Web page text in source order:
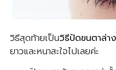
วิธีสุดท้ายเป็นวิธีปัดขนตาล่าง
ยาวและหนาสะใจไปเลยค่ะ